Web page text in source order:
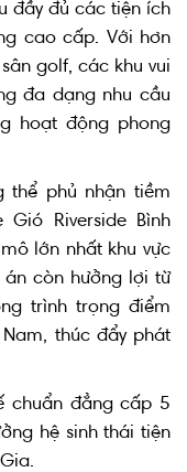
đầy đủ các tiện ích
cao cấp. Với hơn
golf, các khu vui
đa dạng nhu cầu
hoạt động phong
thể phủ nhận tiềm
Riverside Bình
lớn nhất khu vực
án còn hưởng lợi từ
trình trọng điểm
thúc đẩy phát
chuẩn đẳng cấp 5
hệ sinh thái tiện